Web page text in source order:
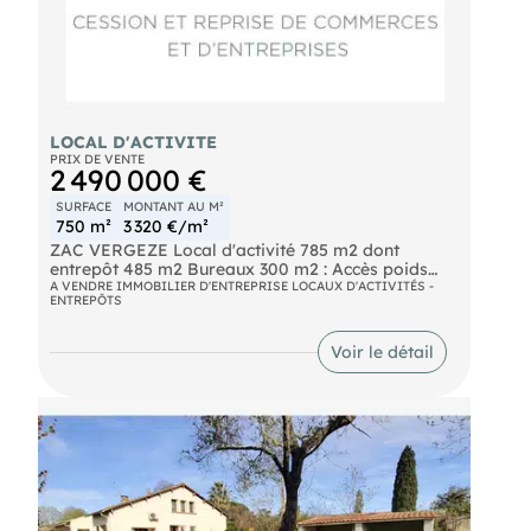
LOCAL D'ACTIVITE
PRIX DE VENTE
2 490 000 €
SURFACE
750 m²
MONTANT AU M²
3 320 €/m²
ZAC VERGEZE Local d'activité 785 m2 dont
entrepôt 485 m2 Bureaux 300 m2 : Accès poids
lourds Parcelle de terrain : 3600 m2 dont 1800 m2
constructible détachable Prix de vente : 2,490
A VENDRE IMMOBILIER D'ENTREPRISE LOCAUX D'ACTIVITÉS -
ENTREPÔTS
Voir le détail